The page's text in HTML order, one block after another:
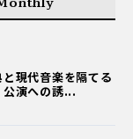
現代音楽を隔てる
公演への誘...